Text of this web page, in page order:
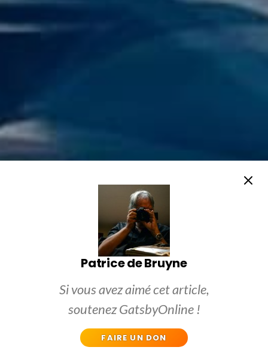
Patrice de Bruyne
Si vous avez aimé cet article,
soutenez GatsbyOnline !
FAIRE UN DON